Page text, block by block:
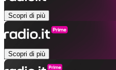
Scopri di più
Scopri di più